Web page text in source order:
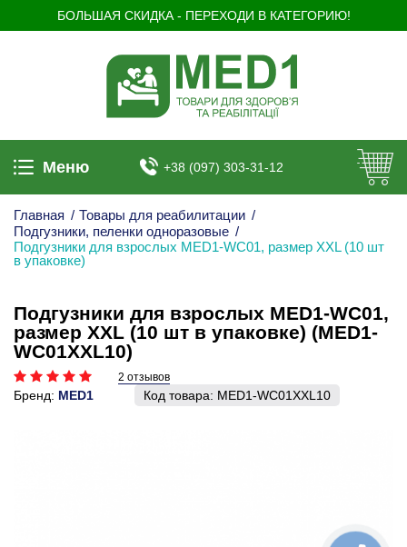
БОЛЬШАЯ СКИДКА - ПЕРЕХОДИ В КАТЕГОРИЮ!
Меню +38 (097) 303-31-12
Главная / Товары для реабилитации /
Подгузники, пеленки одноразовые /
Подгузники для взрослых MED1-WC01, размер XХL (10 шт
в упаковке)
Подгузники для взрослых MED1-WC01,
размер XХL (10 шт в упаковке) (MED1-
WC01XХL10)
2 отзывов
Бренд: MED1 Код товара: MED1-WC01XХL10